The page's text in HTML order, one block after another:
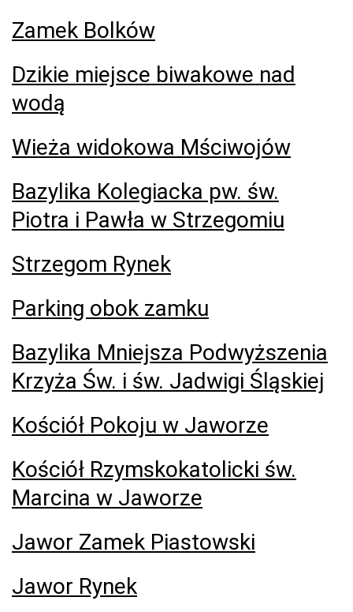
Zamek Bolków
Dzikie miejsce biwakowe nad
wodą
Wieża widokowa Mściwojów
Bazylika Kolegiacka pw. św.
Piotra i Pawła w Strzegomiu
Strzegom Rynek
Parking obok zamku
Bazylika Mniejsza Podwyższenia
Krzyża Św. i św. Jadwigi Śląskiej
Kościół Pokoju w Jaworze
Kościół Rzymskokatolicki św.
Marcina w Jaworze
Jawor Zamek Piastowski
Jawor Rynek